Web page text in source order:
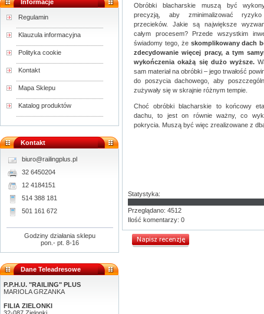
Informacje
Regulamin
Klauzula informacyjna
Polityka cookie
Kontakt
Mapa Sklepu
Katalog produktów
Kontakt
biuro@railingplus.pl
32 6450204
12 4184151
514 388 181
501 161 672
Godziny działania sklepu
pon.- pt. 8-16
Dane Teleadresowe
P.P.H.U. "RAILING" PLUS
MARIOLA GRZANKA
FILIA ZIELONKI
Obróbki blacharskie muszą być
precyzją, aby zminimalizować ryzyko
przecieków. Jakie są największe
całym procesem? Przede wszystkim
świadomy tego, że skomplikowany dach
zdecydowanie więcej pracy, a tym
wykończenia okażą się dużo wyższe.
sam materiał na obróbki – jego trwałość
do poszycia dachowego, aby
zużywały się w skrajnie różnym tempie.
Choć obróbki blacharskie to końcowy
dachu, to jest on równie ważny, co
pokrycia. Muszą być więc zrealizowane z
Statystyka:
Przeglądano: 4512
Ilość komentarzy: 0